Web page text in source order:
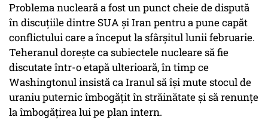
Problema nucleară a fost un punct cheie de dispută
în discuţiile dintre SUA şi Iran pentru a pune capăt
conflictului care a început la sfârşitul lunii februarie.
Teheranul doreşte ca subiectele nucleare să fie
discutate într-o etapă ulterioară, în timp ce
Washingtonul insistă ca Iranul să îşi mute stocul de
uraniu puternic îmbogăţit în străinătate şi să renunţe
la îmbogăţirea lui pe plan intern.